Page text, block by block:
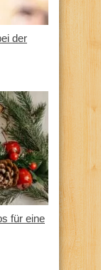
der
für eine